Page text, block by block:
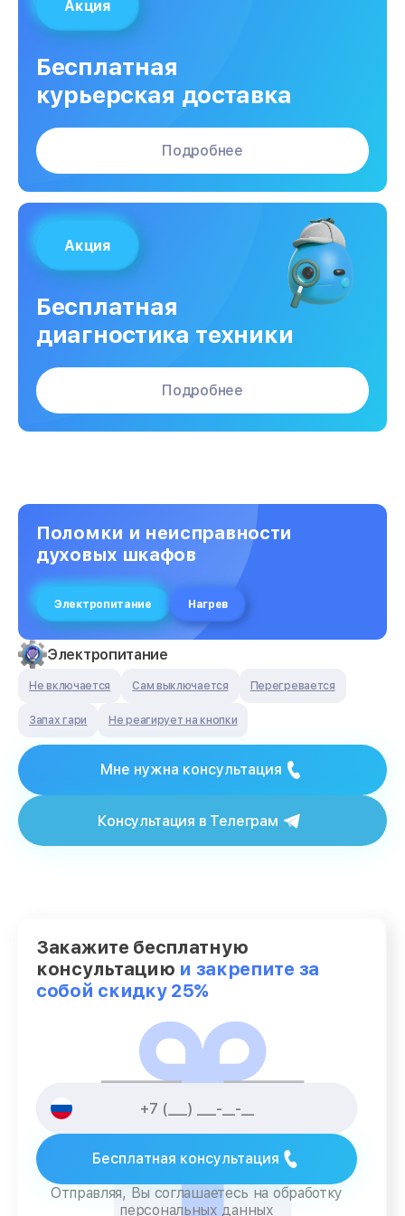
Акция
Бесплатная
курьерская доставка
Подробнее
Акция
Бесплатная
диагностика техники
Подробнее
Поломки и неисправности
духовых шкафов
Электропитание Нагрев
Электропитание
Не включается Сам выключается Перегревается
Запах гари Не реагирует на кнопки
Мне нужна консультация
Консультация в Телеграм
Закажите бесплатную
консультацию и закрепите за
собой скидку 25%
Бесплатная консультация
Отправляя, Вы соглашаетесь на обработку
персональных данных